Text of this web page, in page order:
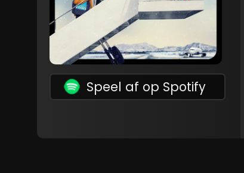
Speel af op Spotify